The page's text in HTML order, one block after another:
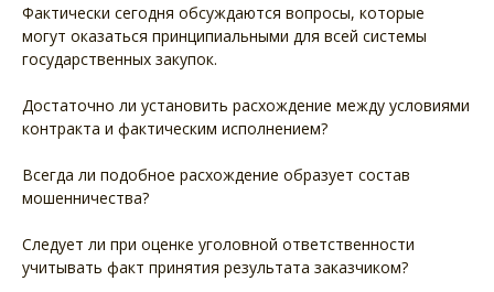
Фактически сегодня обсуждаются вопросы, которые
могут оказаться принципиальными для всей системы
государственных закупок.
Достаточно ли установить расхождение между условиями
контракта и фактическим исполнением?
Всегда ли подобное расхождение образует состав
мошенничества?
Следует ли при оценке уголовной ответственности
учитывать факт принятия результата заказчиком?